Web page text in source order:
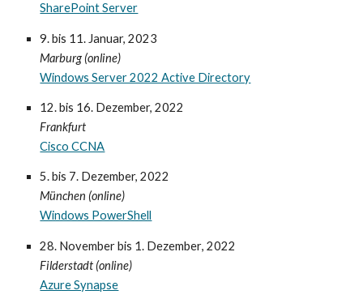
SharePoint Server
9. bis 11. Januar, 2023
Marburg (online)
Windows Server 2022 Active Directory
12. bis 16. Dezember, 2022
Frankfurt
Cisco CCNA
5. bis 7. Dezember, 2022
München (online)
Windows PowerShell
28. November bis 1. Dezember, 2022
Filderstadt (online)
Azure Synapse